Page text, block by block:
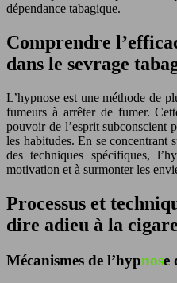
dépendance tabagique.
Comprendre
dans le sevrage
L’hypnose est une méthode de
fumeurs à arrêter de fumer.
pouvoir de l’esprit subconscient
les habitudes. En se concentrant
des techniques spécifiques,
motivation et à surmonter les
Processus et
dire adieu à la
Mécanismes de l’hypnose